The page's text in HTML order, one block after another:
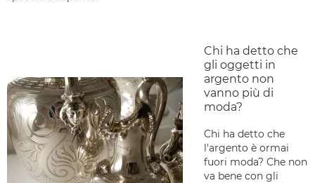
Chi ha detto che
gli oggetti in
argento non
vanno più di
moda?
Chi ha detto che
l'argento è ormai
fuori moda? Che non
va bene con gli